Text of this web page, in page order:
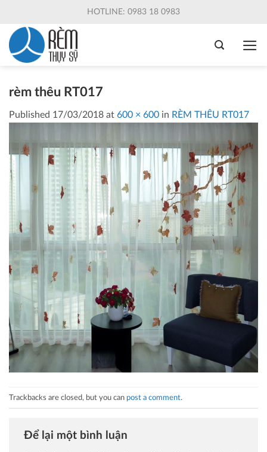
content
HOTLINE: 0983 18 0983
rèm thêu RT017
Published 17/03/2018 at 600 × 600 in RÈM THÊU RT017
Trackbacks are closed, but you can post a comment.
Để lại một bình luận